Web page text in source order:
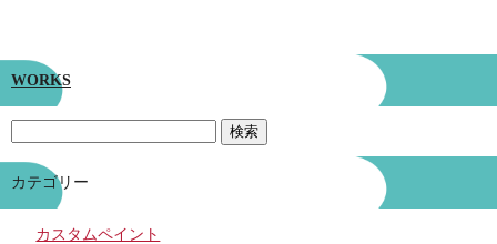
WORKS
カテゴリー
カスタムペイント